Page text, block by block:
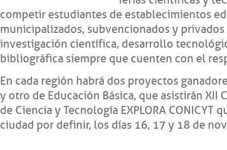
competir estudiantes de establecimientos
municipalizados, subvencionados y
investigación científica, desarrollo
bibliográfica siempre que cuenten con el
En cada región habrá dos proyectos
y otro de Educación Básica, que asistirán XII
de Ciencia y Tecnología EXPLORA CONICYT
ciudad por definir, los días 16, 17 y 18 de